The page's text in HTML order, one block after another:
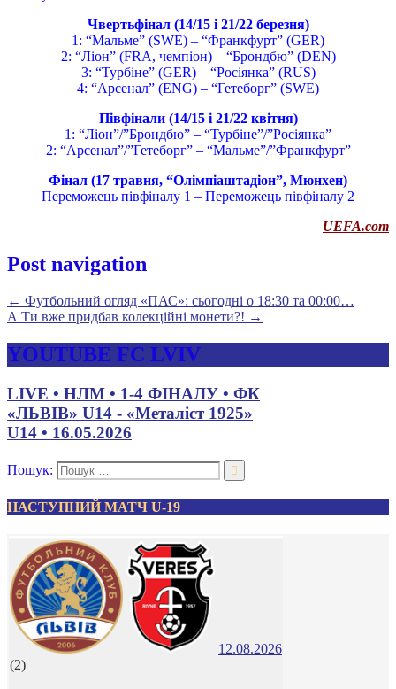
Чвертьфінал (14/15 і 21/22 березня)
1: “Мальме” (SWE) – “Франкфурт” (GER)
2: “Ліон” (FRA, чемпіон) – “Брондбю” (DEN)
3: “Турбіне” (GER) – “Росіянка” (RUS)
4: “Арсенал” (ENG) – “Гетеборг” (SWE)
Півфінали (14/15 і 21/22 квітня)
1: “Ліон”/”Брондбю” – “Турбіне”/”Росіянка”
2: “Арсенал”/”Гетеборг” – “Мальме”/”Франкфурт”
Фінал (17 травня, “Олімпіаштадіон”, Мюнхен)
Переможець півфіналу 1 – Переможець півфіналу 2
UEFA.com
Post navigation
← Футбольний огляд «ПАС»: сьогодні о 18:30 та 00:00…
А Ти вже придбав колекційні монети?! →
YOUTUBE FC LVIV
LIVE • НЛМ • 1-4 ФІНАЛУ • ФК
«ЛЬВІВ» U14 - «Металіст 1925»
U14 • 16.05.2026
Пошук:
НАСТУПНИЙ МАТЧ U-19
12.08.2026
(2)